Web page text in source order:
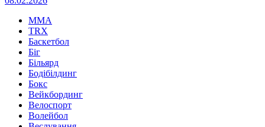
MMA
TRX
Баскетбол
Біг
Більярд
Бодібілдинг
Бокс
Вейкбординг
Велоспорт
Волейбол